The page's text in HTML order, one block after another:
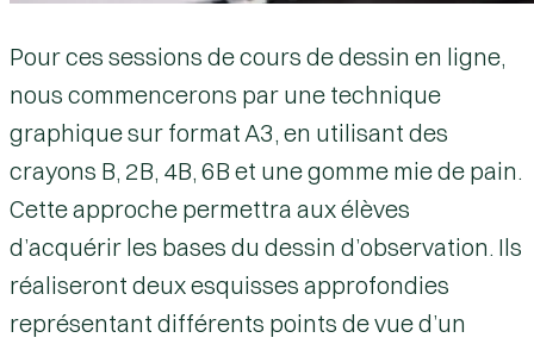
Pour ces sessions de cours de dessin en ligne,
nous commencerons par une technique
graphique sur format A3, en utilisant des
crayons B, 2B, 4B, 6B et une gomme mie de pain.
Cette approche permettra aux élèves
d’acquérir les bases du dessin d’observation. Ils
réaliseront deux esquisses approfondies
représentant différents points de vue d’un